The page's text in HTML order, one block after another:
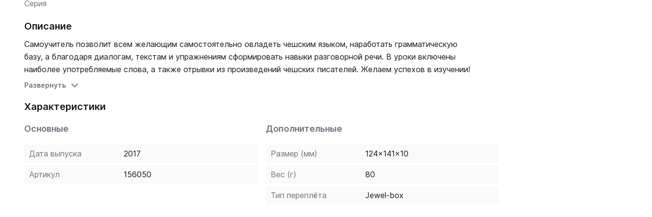
Серия
Описание
Самоучитель позволит всем желающим самостоятельно овладеть чешским языком, наработать грамматическую
базу, а благодаря диалогам, текстам и упражнениям сформировать навыки разговорной речи. В уроки включены
наиболее употребляемые слова, а также отрывки из произведений чешских писателей. Желаем успехов в изучении!
Развернуть
Характеристики
Основные
Дата выпуска 2017
Артикул 156050
Дополнительные
Размер (мм) 124x141x10
Вес (г) 80
Тип переплёта Jewel-box